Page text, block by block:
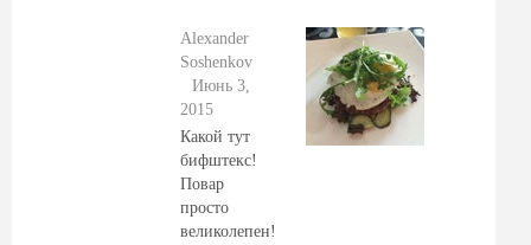
Alexander
Soshenkov
Июнь 3,
2015
Какой тут
бифштекс!
Повар
просто
великолепен!